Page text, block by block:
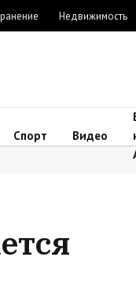
Недвижимость
Спорт Видео